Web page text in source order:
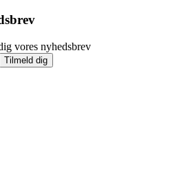
vores nyhedsbrev
Tilmeld dig